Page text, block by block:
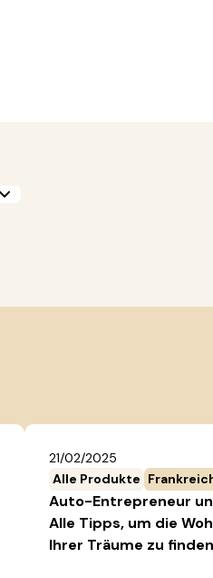
21/02/2025
Alle Produkte
Auto-Entrepreneur
Alle Tipps, um die
Ihrer Träume zu finden